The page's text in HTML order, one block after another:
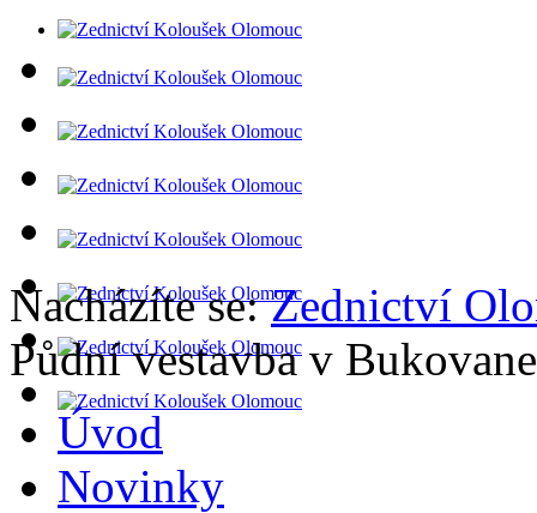
Nacházíte se:Zednictví
Půdní vestavba v
Úvod
Novinky